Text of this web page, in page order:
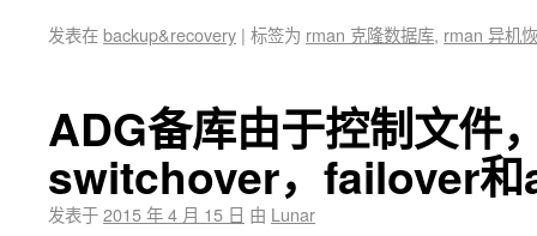
发表在backup&recovery | 标签为 rman 克隆数据库, rman 异机
ADG备库由于控制文件
switchover，failover
发表于2015 年 4 月 15 日 由 Lunar